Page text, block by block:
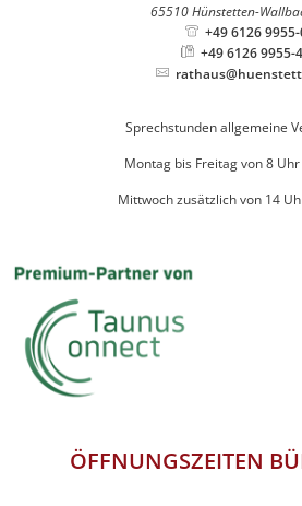
65510 Hünstetten-
+49 6126
+49 6126 9955-
Sprechstunden allgemeine
Montag bis Freitag von 8
Mittwoch zusätzlich von 14
ÖFFNUNGSZEITEN